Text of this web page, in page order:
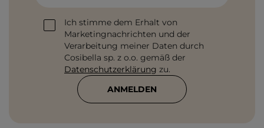
Ich stimme dem Erhalt von
Marketingnachrichten und der
Verarbeitung meiner Daten durch
Cosibella sp. z o.o. gemäß der
Datenschutzerklärung zu.
ANMELDEN